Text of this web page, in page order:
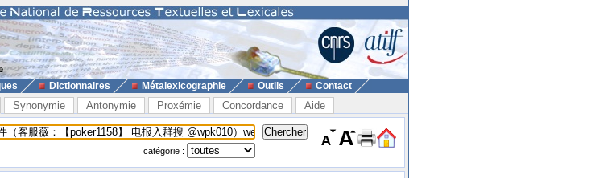
Dictionnaires Métalexicographie Outils Contact
Synonymie Antonymie Proxémie Concordance Aide
catégorie :